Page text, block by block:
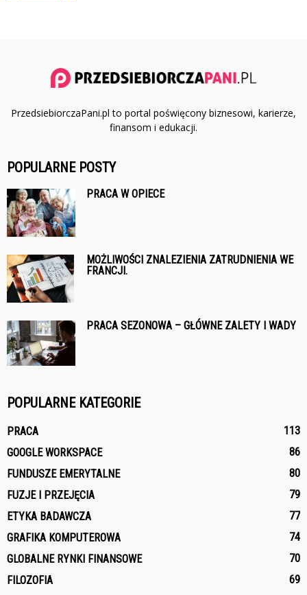
PrzedsiebiorczaPani.pl to portal poświęcony biznesowi, karierze,
finansom i edukacji.
POPULARNE POSTY
PRACA W OPIECE
MOŻLIWOŚCI ZNALEZIENIA ZATRUDNIENIA WE
FRANCJI.
PRACA SEZONOWA – GŁÓWNE ZALETY I WADY
POPULARNE KATEGORIE
PRACA
113
GOOGLE WORKSPACE
86
FUNDUSZE EMERYTALNE
80
FUZJE I PRZEJĘCIA
79
ETYKA BADAWCZA
77
GRAFIKA KOMPUTEROWA
74
GLOBALNE RYNKI FINANSOWE
70
FILOZOFIA
69